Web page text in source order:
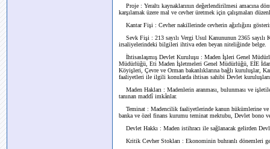
Proje : Yeraltı kaynaklarının değerlendirilmesi amacına
karşılamak üzere mal ve cevher üretmek için çalışmaları
Kantar Fişi : Cevher nakillerinde cevherin ağırlığını
Sevk Fişi : 213 sayılı Vergi Usul Kanununun 2365 sayılı
irsaliyelerindeki bilgileri ihtiva eden beyan niteliğinde belge.
İhtisaslaşmış Devlet Kuruluşu : Maden İşleri Genel
Müdürlüğü, Eti Maden İşletmeleri Genel Müdürlüğü, EİE
Köyişleri, Çevre ve Orman bakanlıklarına bağlı kuruluşlar,
faaliyetleri ile ilgili konularda ihtisas sahibi Devlet
Maden Hakları : Madenlerin aranması, bulunması ve
tanınan maddî imkânlar.
Teminat : Madencilik faaliyetlerinde kanun hükümlerine ve
banka ve özel finans kurumu teminat mektubu, Devlet bono
Devlet Hakkı : Maden istihracı ile sağlanacak gelirden
Kritik Cevher Stokları : Ekonominin buhranlı dönemleri